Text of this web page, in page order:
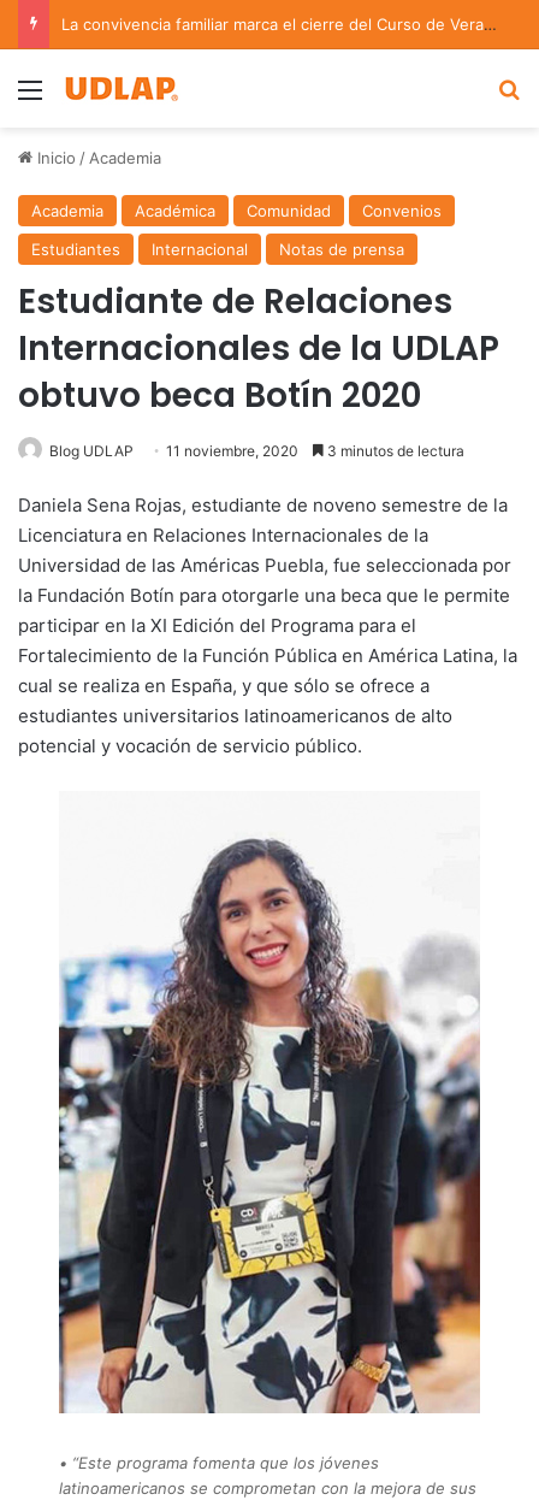
La convivencia familiar marca el cierre del Curso de Verano de Escuelas Aztecas
Menu
Inicio / Academia
Academia Académica Comunidad
Convenios
Estudiantes
Internacional Notas de prensa
Estudiante de Relaciones
Internacionales de la UDLAP
obtuvo beca Botín 2020
Blog UDLAP 11 noviembre, 2020 3 minutos de lectura
Daniela Sena Rojas, estudiante de noveno semestre de la
Licenciatura en Relaciones Internacionales de la
Universidad de las Américas Puebla, fue seleccionada por
la Fundación Botín para otorgarle una beca que le permite
participar en la XI Edición del Programa para el
Fortalecimiento de la Función Pública en América Latina, la
cual se realiza en España, y que sólo se ofrece a
estudiantes universitarios latinoamericanos de alto
potencial y vocación de servicio público.
• “Este programa fomenta que los jóvenes
latinoamericanos se comprometan con la mejora de sus